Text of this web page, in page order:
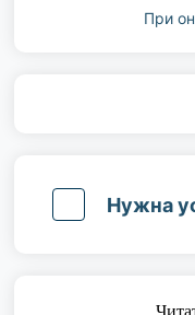
При
Нужна